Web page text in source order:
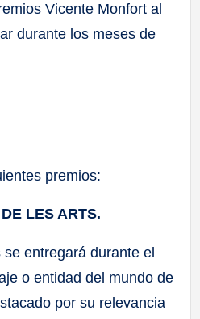
Vicente Monfort al
durante los meses de
premios:
LES ARTS.
entregará durante el
o entidad del mundo de
por su relevancia